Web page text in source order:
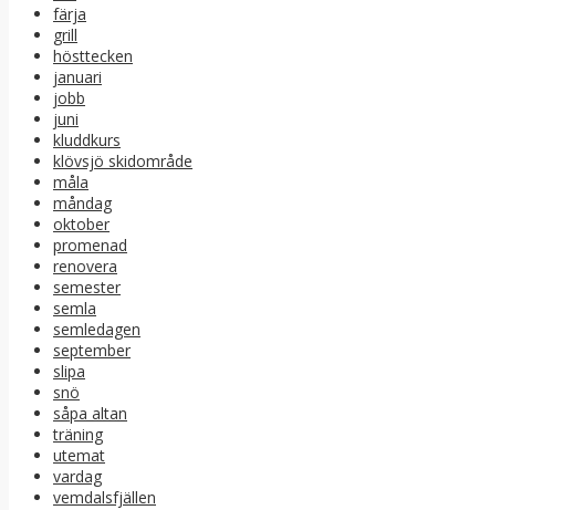
färja
grill
hösttecken
januari
jobb
juni
kluddkurs
klövsjö skidområde
måla
måndag
oktober
promenad
renovera
semester
semla
semledagen
september
slipa
snö
såpa altan
träning
utemat
vardag
vemdalsfjällen